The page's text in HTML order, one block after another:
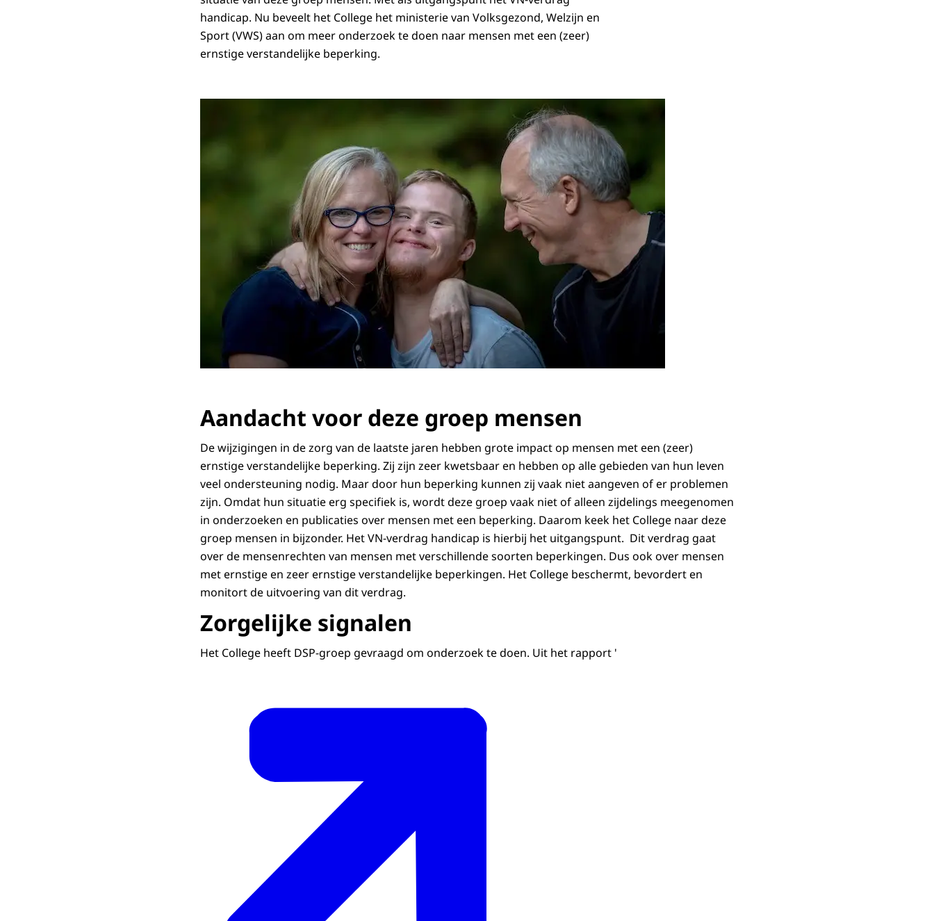
handicap. Nu beveelt het College het ministerie van Volksgezond, Welzijn en
Sport (VWS) aan om meer onderzoek te doen naar mensen met een (zeer)
ernstige verstandelijke beperking.
Aandacht voor deze groep mensen
De wijzigingen in de zorg van de laatste jaren hebben grote impact op mensen met een (zeer)
ernstige verstandelijke beperking. Zij zijn zeer kwetsbaar en hebben op alle gebieden van hun leven
veel ondersteuning nodig. Maar door hun beperking kunnen zij vaak niet aangeven of er problemen
zijn. Omdat hun situatie erg specifiek is, wordt deze groep vaak niet of alleen zijdelings meegenomen
in onderzoeken en publicaties over mensen met een beperking. Daarom keek het College naar deze
groep mensen in bijzonder. Het VN-verdrag handicap is hierbij het uitgangspunt. Dit verdrag gaat
over de mensenrechten van mensen met verschillende soorten beperkingen. Dus ook over mensen
met ernstige en zeer ernstige verstandelijke beperkingen. Het College beschermt, bevordert en
monitort de uitvoering van dit verdrag.
Zorgelijke signalen
Het College heeft DSP-groep gevraagd om onderzoek te doen. Uit het rapport '